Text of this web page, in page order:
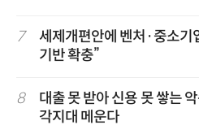
7
세제개편안에 벤처·중소
기반 확충”
8
대출 못 받아 신용 못 쌓는
각지대 메운다